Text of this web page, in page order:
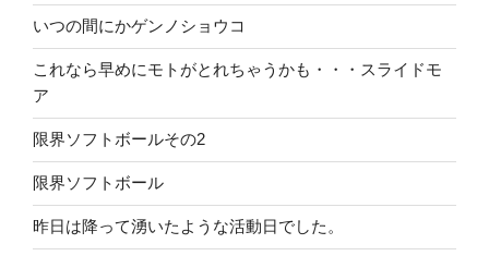
いつの間にかゲンノショウコ
これなら早めにモトがとれちゃうかも・・・スライドモ
ア
限界ソフトボールその2
限界ソフトボール
昨日は降って湧いたような活動日でした。